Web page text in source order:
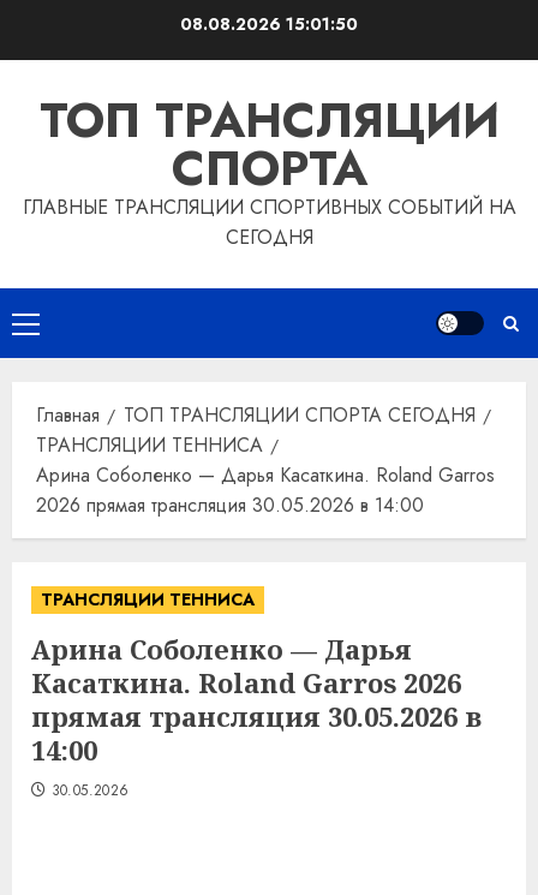
08.08.202615:01:51
ТОП ТРАНСЛЯЦИИ
СПОРТА
ГЛАВНЫЕ ТРАНСЛЯЦИИ СПОРТИВНЫХ СОБЫТИЙ НА
СЕГОДНЯ
Основное
меню
Главная
ТОП ТРАНСЛЯЦИИ СПОРТА СЕГОДНЯ
ТРАНСЛЯЦИИ ТЕННИСА
Арина Соболенко — Дарья Касаткина. Roland Garros
2026 прямая трансляция 30.05.2026 в 14:00
ТРАНСЛЯЦИИ ТЕННИСА
Арина Соболенко — Дарья
Касаткина. Roland Garros 2026
прямая трансляция 30.05.2026 в
14:00
30.05.2026